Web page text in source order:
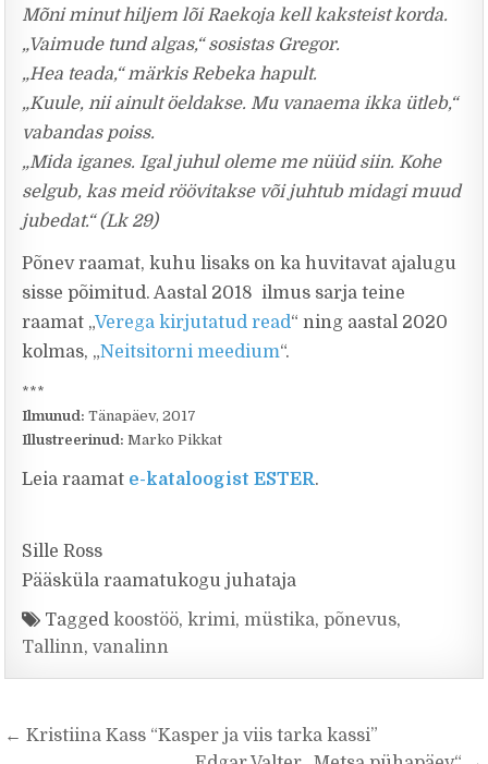
Mõni minut hiljem lõi Raekoja kell kaksteist korda.
„Vaimude tund algas,“ sosistas Gregor.
„Hea teada,“ märkis Rebeka hapult.
„Kuule, nii ainult öeldakse. Mu vanaema ikka ütleb,“
vabandas poiss.
„Mida iganes. Igal juhul oleme me nüüd siin. Kohe
selgub, kas meid röövitakse või juhtub midagi muud
jubedat.“ (Lk 29)
Põnev raamat, kuhu lisaks on ka huvitavat ajalugu
sisse põimitud. Aastal 2018 ilmus sarja teine
raamat „Verega kirjutatud read“ ning aastal 2020
kolmas, „Neitsitorni meedium“.
***
Ilmunud: Tänapäev, 2017
Illustreerinud:Marko Pikkat
Leia raamat e-kataloogist ESTER.
Sille Ross
Pääsküla raamatukogu juhataja
Taggedkoostöö,krimi,müstika,põnevus,
Tallinn,vanalinn
Navigeerimine
← Kristiina Kass “Kasper ja viis tarka kassi”